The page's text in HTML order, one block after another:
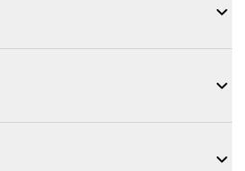


